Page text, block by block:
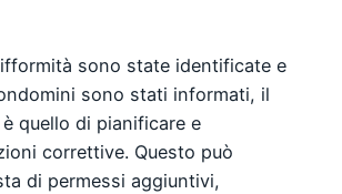
sono state identificate e
sono stati informati, il
quello di pianificare e
correttive. Questo può
di permessi aggiuntivi,